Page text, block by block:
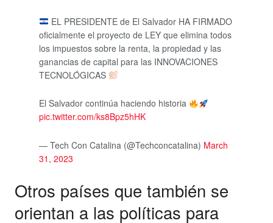
EL PRESIDENTE de El Salvador HA FIRMADO
oficialmente el proyecto de LEY que elimina todos
los impuestos sobre la renta, la propiedad y las
ganancias de capital para las INNOVACIONES
TECNOLÓGICAS
El Salvador continúa haciendo historia
pic.twitter.com/ks8Bpz5hHK
— Tech Con Catalina (@Techconcatalina) March
31, 2023
Otros países que también se
orientan a las políticas para